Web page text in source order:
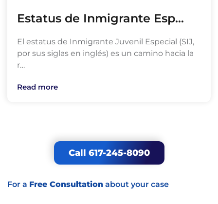
Estatus de Inmigrante Esp…
El estatus de Inmigrante Juvenil Especial (SIJ,
por sus siglas en inglés) es un camino hacia la
r…
Read more
Call 617-245-8090
For a Free Consultation about your case